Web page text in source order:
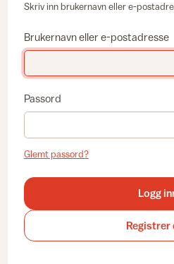
Skriv inn brukernavn eller e-
Brukernavn eller e-postadresse
Passord
Glemt passord?
Logg
Registrer